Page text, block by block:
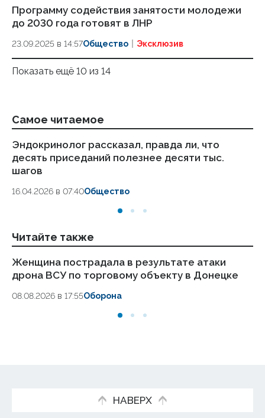
Программу содействия занятости молодежи
до 2030 года готовят в ЛНР
23.09.2025 в 14:57Общество Эксклюзив
Показать ещё 10 из 14
Самое читаемое
Эндокринолог рассказал, правда ли, что
десять приседаний полезнее десяти тыс.
шагов
16.04.2026 в 07:40Общество
Читайте также
Женщина пострадала в результате атаки
дрона ВСУ по торговому объекту в Донецке
08.08.2026 в 17:55Оборона
НАВЕРХ